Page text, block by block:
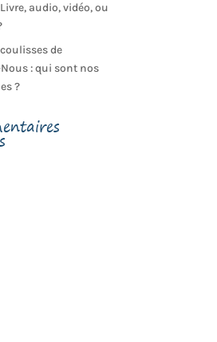
audio, vidéo, ou
de
: qui sont nos
?